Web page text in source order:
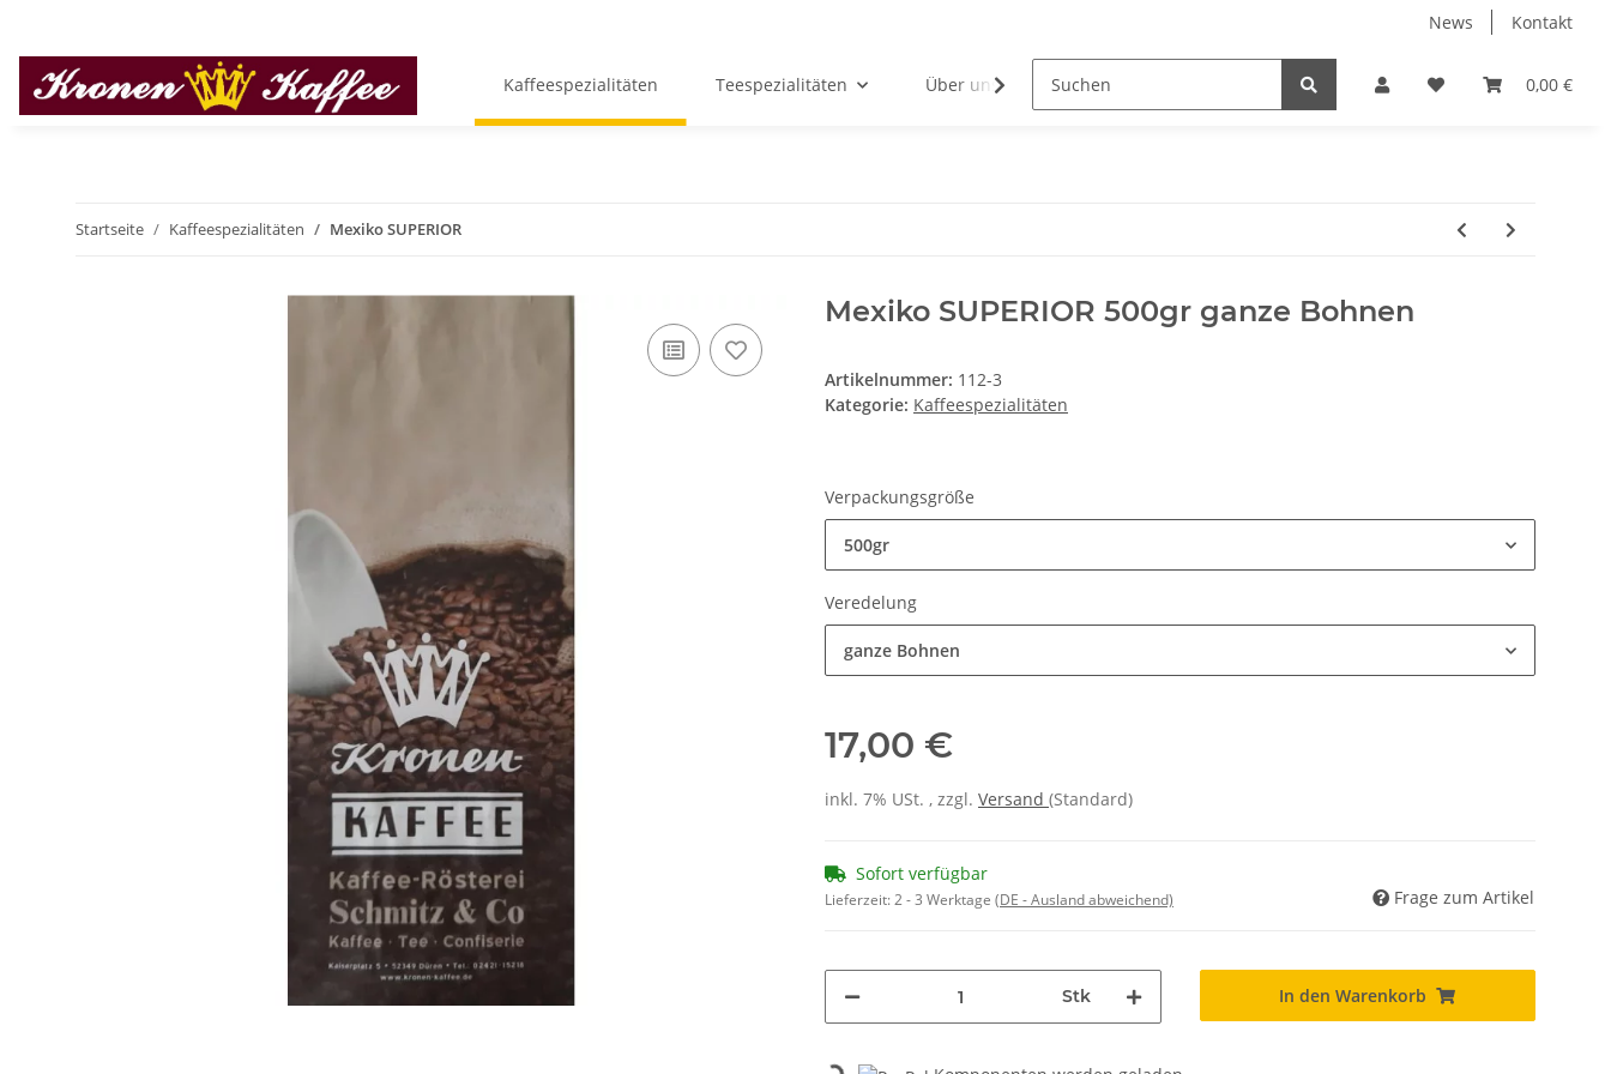
News Kontakt
0,00 €
Kaffeespezialitäten Teespezialitäten Über uns
Startseite Kaffeespezialitäten Mexiko SUPERIOR
Mexiko SUPERIOR 500gr ganze Bohnen
Artikelnummer: 112-3
Kategorie: Kaffeespezialitäten
Verpackungsgröße
500gr
Veredelung
ganze Bohnen
17,00 €
inkl. 7% USt. , zzgl. Versand (Standard)
Sofort verfügbar
Lieferzeit:2 - 3 Werktage (DE - Ausland abweichend) Frage zum Artikel
Stk In den Warenkorb